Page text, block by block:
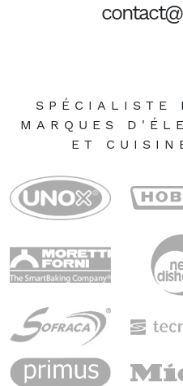
SPÉCIALISTE
MARQUES
ET